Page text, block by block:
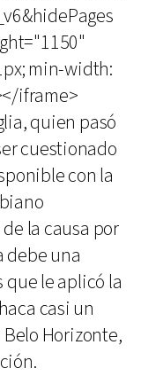
min-width:
iframe>
quien pasó
cuestionado
con la
la causa por
debe una
que le aplicó la
casi un
Horizonte,